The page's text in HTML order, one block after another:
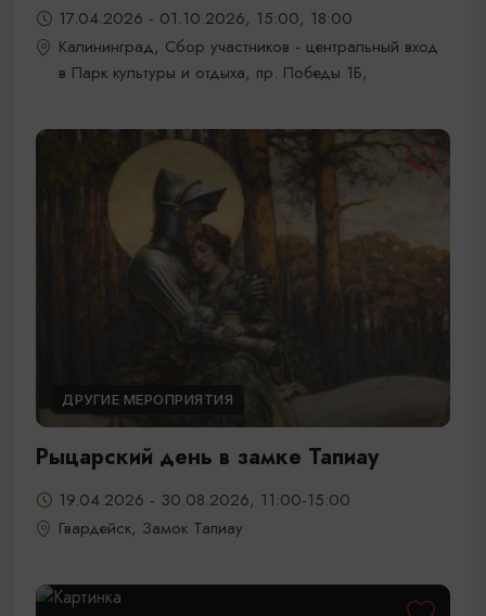
17.04.2026 - 01.10.2026, 15:00, 18:00
Калининград, Сбор участников - центральный вход
в Парк культуры и отдыха, пр. Победы 1Б,
ДРУГИЕ МЕРОПРИЯТИЯ
Рыцарский день в замке Тапиау
19.04.2026 - 30.08.2026, 11:00-15:00
Гвардейск, Замок Тапиау